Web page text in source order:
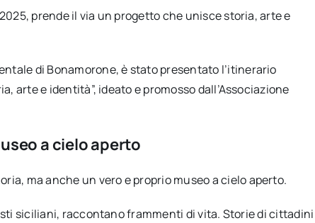
prende il via un progetto che unisce storia, arte e
di Bonamorone, è stato presentato l’itinerario
arte e identità”, ideato e promosso dall’Associazione
a cielo aperto
ma anche un vero e proprio museo a cielo aperto.
siciliani, raccontano frammenti di vita. Storie di cittadini